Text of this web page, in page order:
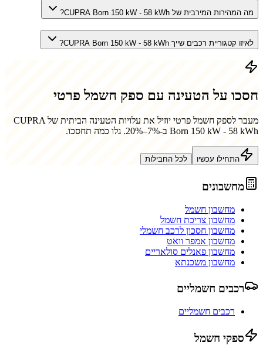
מה המהירות המירבית של CUPRA Born 150 kW - 58 kWh?
לאיזו קטגוריית רכבים שייך CUPRA Born 150 kW - 58 kWh?
חסכו על הטעינה עם ספק חשמל פרטי
מעבר לספק חשמל פרטי יוזיל את עלויות הטעינה הביתית של CUPRA
Born 150 kW - 58 kWh ב-7%–20%. גלו כמה תחסכו.
התחילו עכשיו לכל החבילות
מחשבונים
מחשבון חשמל
מחשבון צריכת חשמל
מחשבון חסכון לרכב חשמלי
מחשבון אמפר וואט
מחשבון פאנלים סולאריים
מחשבון משכנתא
רכבים חשמליים
רכבים חשמליים
ספקי חשמל